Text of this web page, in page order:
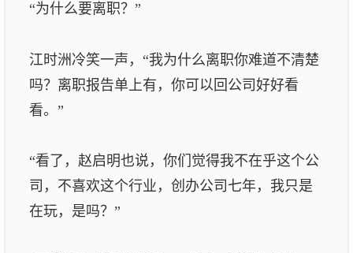
“为什么要离职？”
江时洲冷笑一声，“我为什么离职你难道不清楚
吗？离职报告单上有，你可以回公司好好看
看。”
“看了，赵启明也说，你们觉得我不在乎这个公
司，不喜欢这个行业，创办公司七年，我只是
在玩，是吗？”